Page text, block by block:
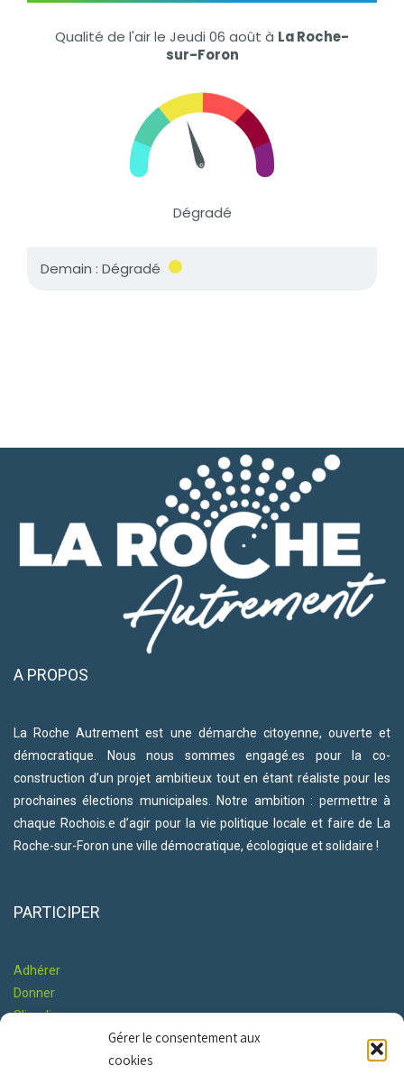
Gérer le consentement aux
cookies
A PROPOS
La Roche Autrement est une démarche citoyenne, ouverte et
démocratique. Nous nous sommes engagé.es pour la co-
construction d’un projet ambitieux tout en étant réaliste pour les
prochaines élections municipales. Notre ambition : permettre à
chaque Rochois.e d’agir pour la vie politique locale et faire de La
Roche-sur-Foron une ville démocratique, écologique et solidaire !
PARTICIPER
Adhérer
Donner
S'impliquer
Co-construire le Programme